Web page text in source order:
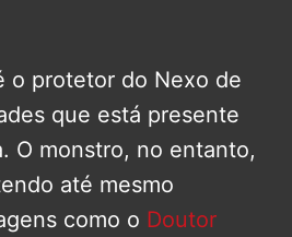
o protetor do Nexo de
que está presente
O monstro, no entanto,
até mesmo
como o Doutor